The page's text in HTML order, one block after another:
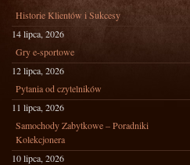
Historie Klientów i Sukcesy
14 lipca, 2026
Gry e-sportowe
12 lipca, 2026
Pytania od czytelników
11 lipca, 2026
Samochody Zabytkowe – Poradniki
Kolekcjonera
10 lipca, 2026